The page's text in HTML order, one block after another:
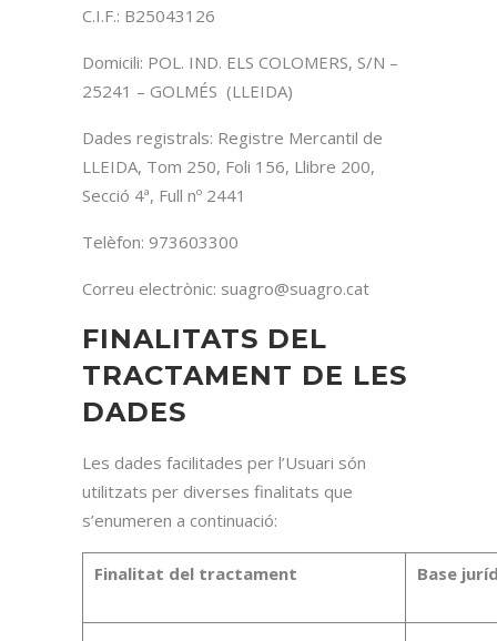
C.I.F.: B25043126
Domicili: POL. IND. ELS COLOMERS, S/N –
25241 – GOLMÉS (LLEIDA)
Dades registrals: Registre Mercantil de
LLEIDA, Tom 250, Foli 156, Llibre 200,
Secció 4ª, Full nº 2441
Telèfon: 973603300
Correu electrònic: suagro@suagro.cat
FINALITATS DEL
TRACTAMENT DE LES
DADES
Les dades facilitades per l’Usuari són
utilitzats per diverses finalitats que
s’enumeren a continuació:
Finalitat del tractament Base